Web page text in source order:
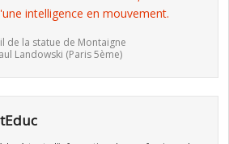
intelligence en mouvement.
de la statue de Montaigne
Landowski (Paris 5ème)